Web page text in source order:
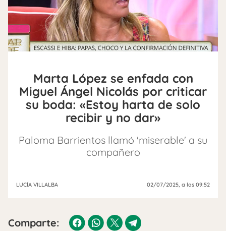
Marta López se enfada con
Miguel Ángel Nicolás por criticar
su boda: «Estoy harta de solo
recibir y no dar»
Paloma Barrientos llamó 'miserable' a su
compañero
LUCÍA VILLALBA 02/07/2025, a las 09:52
Comparte: